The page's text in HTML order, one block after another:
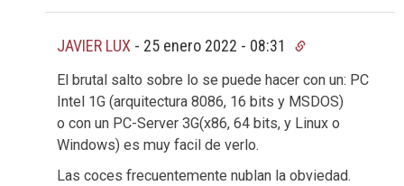
JAVIER LUX - 25 enero 2022 - 08:31
El brutal salto sobre lo se puede hacer con un: PC
Intel 1G (arquitectura 8086, 16 bits y MSDOS)
o con un PC-Server 3G(x86, 64 bits, y Linux o
Windows) es muy facil de verlo.
Las coces frecuentemente nublan la obviedad.